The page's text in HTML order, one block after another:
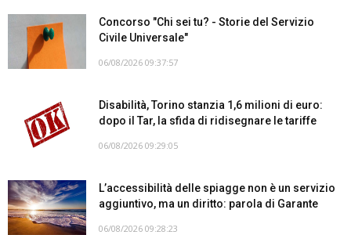
Concorso "Chi sei tu? - Storie del Servizio
Civile Universale"
06/08/2026 09:37:57
Disabilità, Torino stanzia 1,6 milioni di euro:
dopo il Tar, la sfida di ridisegnare le tariffe
06/08/2026 09:29:05
L’accessibilità delle spiagge non è un servizio
aggiuntivo, ma un diritto: parola di Garante
06/08/2026 09:28:23